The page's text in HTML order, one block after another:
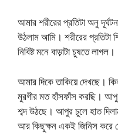
আমার শরীরের প্রতিটা অনু
উঠলাম আমি। শরীরের
নিবিষ্ট মনে বাড়াটা চুষতে লাগল।
আমার দিকে তাকিয়ে দেখছে।
মুরগীর মত হাঁসফাঁস করছি।
শব্দ উঠছে। আপুর চুলে হাত
আর কিছুক্ষন একই জিনিস করে